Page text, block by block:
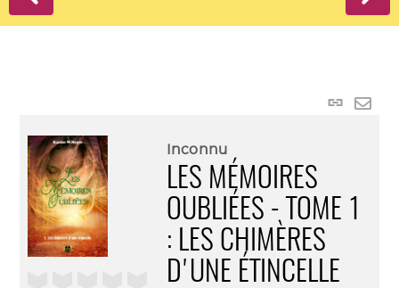
Lien
Inconnu
LES MÉMOIRES
OUBLIÉES - TOME 1
: LES CHIMÈRES
D'UNE ÉTINCELLE